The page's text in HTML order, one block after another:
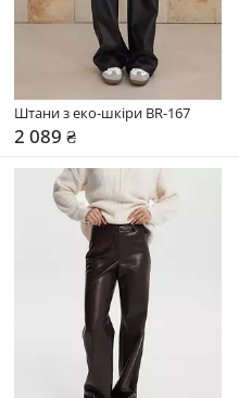
Штани з еко-шкіри BR-167
2 089 ₴